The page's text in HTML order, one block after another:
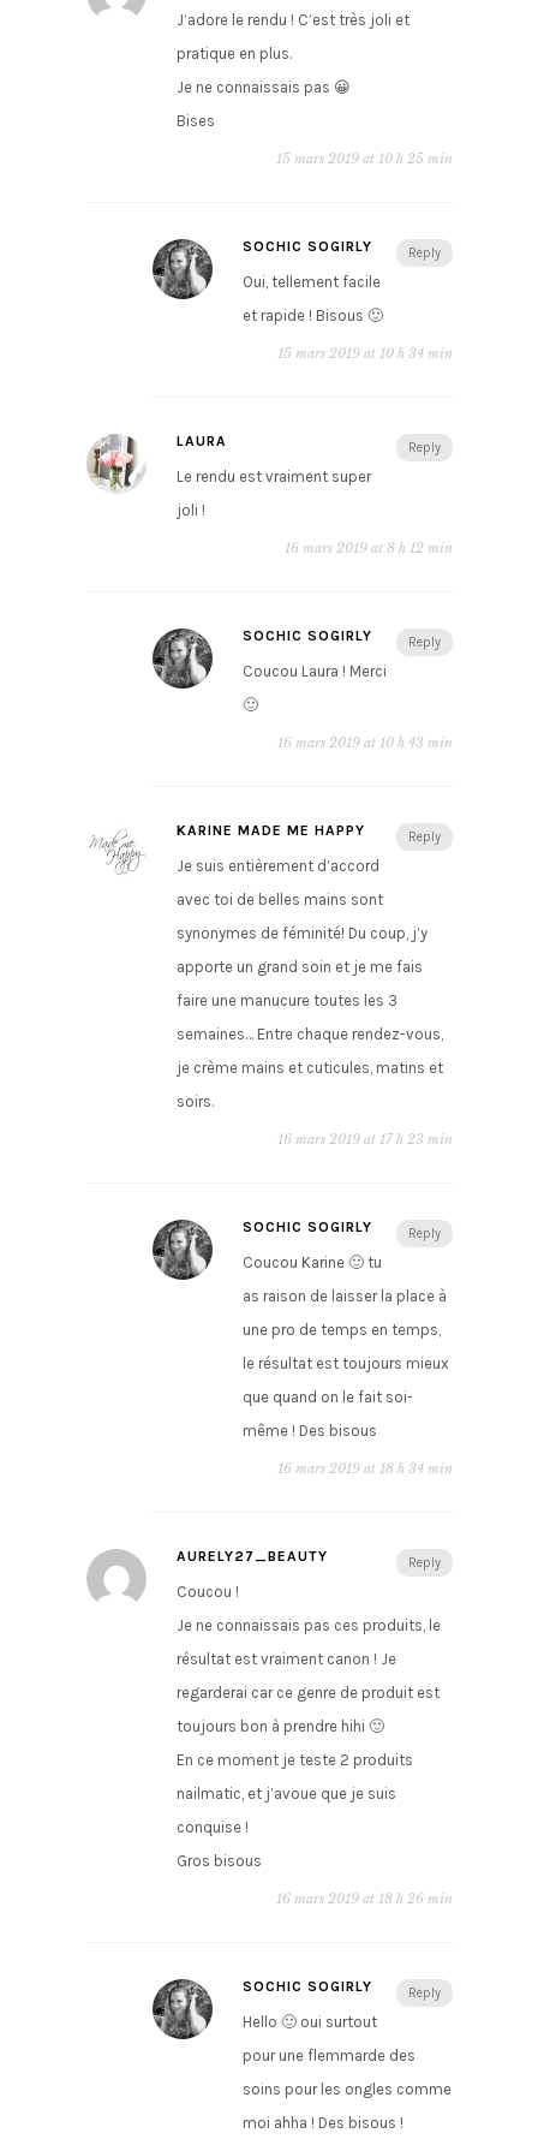
J’adore le rendu ! C’est très joli et
pratique en plus.
Je ne connaissais pas 😀
Bises
15 mars 2019 at 10 h 25 min
Reply
SOCHIC SOGIRLY
Oui, tellement facile
et rapide ! Bisous 🙂
15 mars 2019 at 10 h 34 min
Reply
LAURA
Le rendu est vraiment super
joli !
16 mars 2019 at 8 h 12 min
Reply
SOCHIC SOGIRLY
Coucou Laura ! Merci
🙂
16 mars 2019 at 10 h 43 min
Reply
KARINE MADE ME HAPPY
Je suis entièrement d’accord
avec toi de belles mains sont
synonymes de féminité! Du coup, j’y
apporte un grand soin et je me fais
faire une manucure toutes les 3
semaines… Entre chaque rendez-vous,
je crème mains et cuticules, matins et
soirs.
16 mars 2019 at 17 h 23 min
Reply
SOCHIC SOGIRLY
Coucou Karine 🙂 tu
as raison de laisser la place à
une pro de temps en temps,
le résultat est toujours mieux
que quand on le fait soi-
même ! Des bisous
16 mars 2019 at 18 h 34 min
Reply
AURELY27_BEAUTY
Coucou !
Je ne connaissais pas ces produits, le
résultat est vraiment canon ! Je
regarderai car ce genre de produit est
toujours bon à prendre hihi 🙂
En ce moment je teste 2 produits
nailmatic, et j’avoue que je suis
conquise !
Gros bisous
16 mars 2019 at 18 h 26 min
Reply
SOCHIC SOGIRLY
Hello 🙂 oui surtout
pour une flemmarde des
soins pour les ongles comme
moi ahha ! Des bisous !